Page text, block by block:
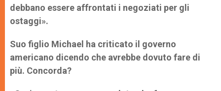
debbano essere affrontati i negoziati per gli
ostaggi».
Suo figlio Michael ha criticato il governo
americano dicendo che avrebbe dovuto fare di
più. Concorda?